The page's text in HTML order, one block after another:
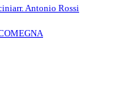
arr. Antonio Rossi